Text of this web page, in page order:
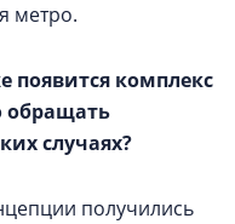
метро.
появится комплекс
обращать
случаях?
получились